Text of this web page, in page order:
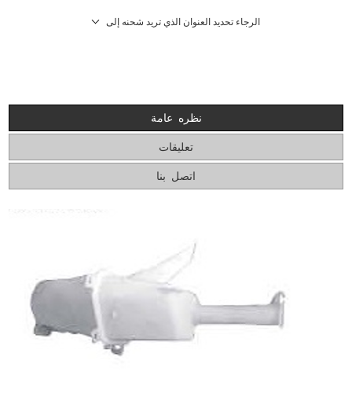
الرجاء تحديد العنوان الذي تريد شحنه إلى
نظره عامة
تعليقات
اتصل بنا